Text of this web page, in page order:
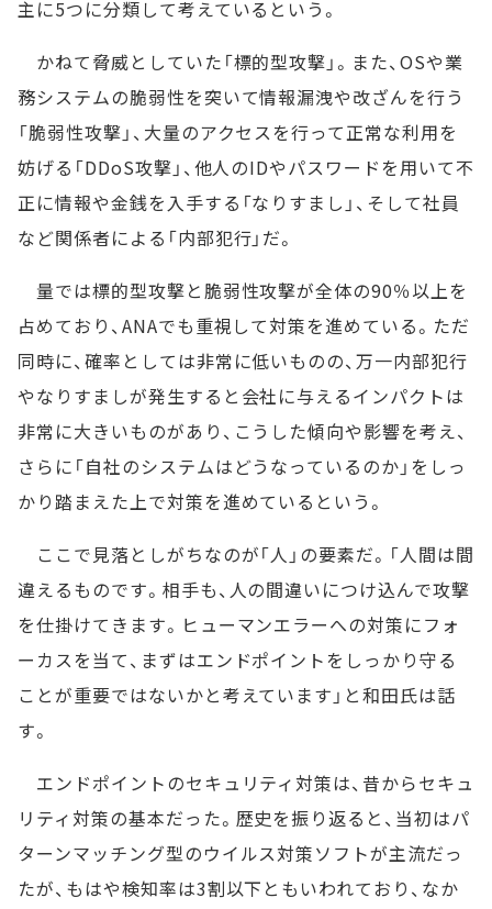
主に5つに分類して考えているという。
かねて脅威としていた「標的型攻撃」。また、OSや業
務システムの脆弱性を突いて情報漏洩や改ざんを行う
「脆弱性攻撃」、大量のアクセスを行って正常な利用を
妨げる「DDoS攻撃」、他人のIDやパスワードを用いて不
正に情報や金銭を入手する「なりすまし」、そして社員
など関係者による「内部犯行」だ。
量では標的型攻撃と脆弱性攻撃が全体の90％以上を
占めており、ANAでも重視して対策を進めている。ただ
同時に、確率としては非常に低いものの、万一内部犯行
やなりすましが発生すると会社に与えるインパクトは
非常に大きいものがあり、こうした傾向や影響を考え、
さらに「自社のシステムはどうなっているのか」をしっ
かり踏まえた上で対策を進めているという。
ここで見落としがちなのが「人」の要素だ。「人間は間
違えるものです。相手も、人の間違いにつけ込んで攻撃
を仕掛けてきます。ヒューマンエラーへの対策にフォ
ーカスを当て、まずはエンドポイントをしっかり守る
ことが重要ではないかと考えています」と和田氏は話
す。
エンドポイントのセキュリティ対策は、昔からセキュ
リティ対策の基本だった。歴史を振り返ると、当初はパ
ターンマッチング型のウイルス対策ソフトが主流だっ
たが、もはや検知率は3割以下ともいわれており、なか